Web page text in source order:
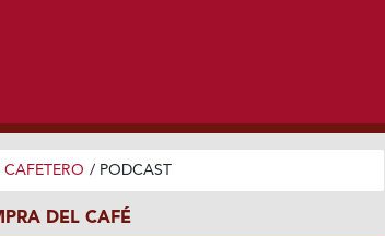
/ PODCAST
DEL CAFÉ